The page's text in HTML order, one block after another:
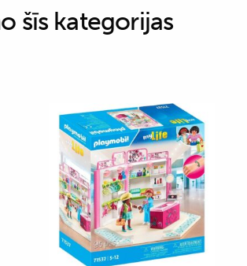
šīs kategorijas